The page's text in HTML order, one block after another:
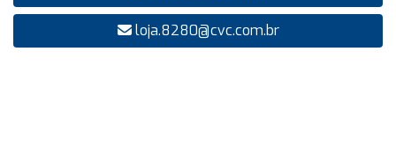
loja.8280@cvc.com.br